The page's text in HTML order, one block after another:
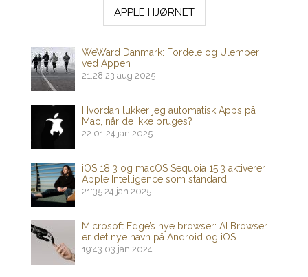
APPLE HJØRNET
WeWard Danmark: Fordele og Ulemper
ved Appen
21:28 23 aug 2025
Hvordan lukker jeg automatisk Apps på
Mac, når de ikke bruges?
22:01 24 jan 2025
iOS 18.3 og macOS Sequoia 15.3 aktiverer
Apple Intelligence som standard
21:35 24 jan 2025
Microsoft Edge’s nye browser: AI Browser
er det nye navn på Android og iOS
19:43 03 jan 2024